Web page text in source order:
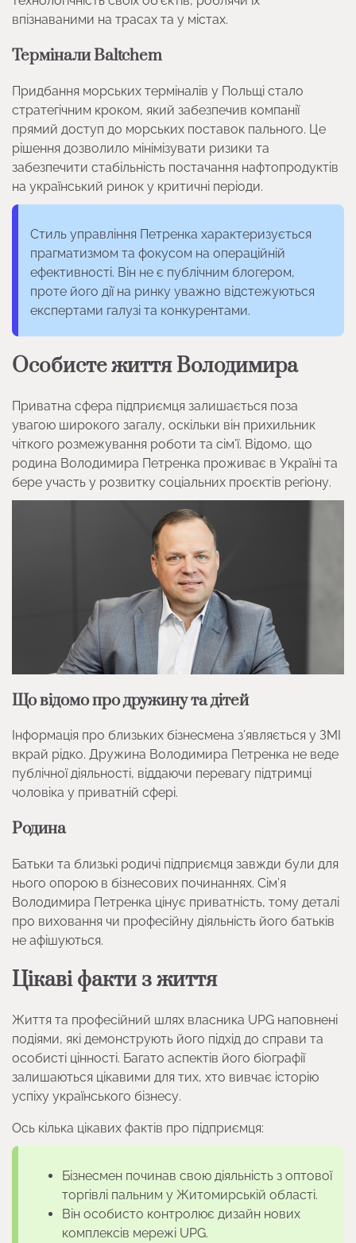
впізнаваними на трасах та у містах.
Термінали Baltchem
Придбання морських терміналів у Польщі стало
стратегічним кроком, який забезпечив компанії
прямий доступ до морських поставок пального. Це
рішення дозволило мінімізувати ризики та
забезпечити стабільність постачання нафтопродуктів
на український ринок у критичні періоди.
Стиль управління Петренка характеризується
прагматизмом та фокусом на операційній
ефективності. Він не є публічним блогером,
проте його дії на ринку уважно відстежуються
експертами галузі та конкурентами.
Особисте життя Володимира
Приватна сфера підприємця залишається поза
увагою широкого загалу, оскільки він прихильник
чіткого розмежування роботи та сім’ї. Відомо, що
родина Володимира Петренка проживає в Україні та
бере участь у розвитку соціальних проєктів регіону.
Що відомо про дружину та дітей
Інформація про близьких бізнесмена з’являється у ЗМІ
вкрай рідко. Дружина Володимира Петренка не веде
публічної діяльності, віддаючи перевагу підтримці
чоловіка у приватній сфері.
Родина
Батьки та близькі родичі підприємця завжди були для
нього опорою в бізнесових починаннях. Сім’я
Володимира Петренка цінує приватність, тому деталі
про виховання чи професійну діяльність його батьків
не афішуються.
Цікаві факти з життя
Життя та професійний шлях власника UPG наповнені
подіями, які демонструють його підхід до справи та
особисті цінності. Багато аспектів його біографії
залишаються цікавими для тих, хто вивчає історію
успіху українського бізнесу.
Ось кілька цікавих фактів про підприємця:
Бізнесмен починав свою діяльність з оптової
торгівлі пальним у Житомирській області.
Він особисто контролює дизайн нових
комплексів мережі UPG.